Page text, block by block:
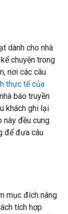
dành cho nhà
chuyện trong
nơi các câu
thực tế của
báo truyền
khách ghi lại
này đều cung
để đưa câu
mục đích nâng
tích hợp